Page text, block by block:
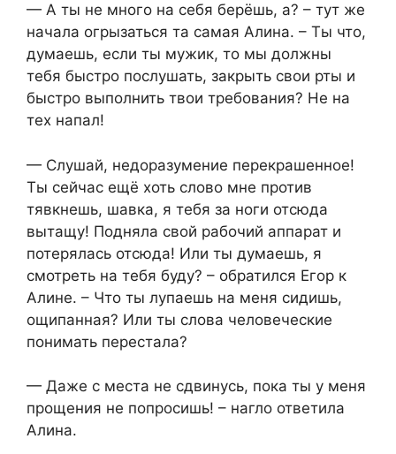
— А ты не много на себя берёшь, а? – тут же
начала огрызаться та самая Алина. – Ты что,
думаешь, если ты мужик, то мы должны
тебя быстро послушать, закрыть свои рты и
быстро выполнить твои требования? Не на
тех напал!
— Слушай, недоразумение перекрашенное!
Ты сейчас ещё хоть слово мне против
тявкнешь, шавка, я тебя за ноги отсюда
вытащу! Подняла свой рабочий аппарат и
потерялась отсюда! Или ты думаешь, я
смотреть на тебя буду? – обратился Егор к
Алине. – Что ты лупаешь на меня сидишь,
ощипанная? Или ты слова человеческие
понимать перестала?
— Даже с места не сдвинусь, пока ты у меня
прощения не попросишь! – нагло ответила
Алина.